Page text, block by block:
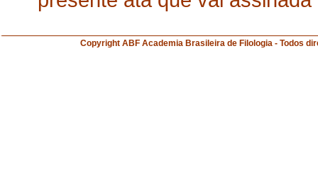
Copyright ABF Academia Brasileira de